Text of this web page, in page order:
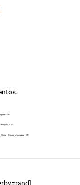
– SP.
– SP.
China – Cidade Morungaba – SP.